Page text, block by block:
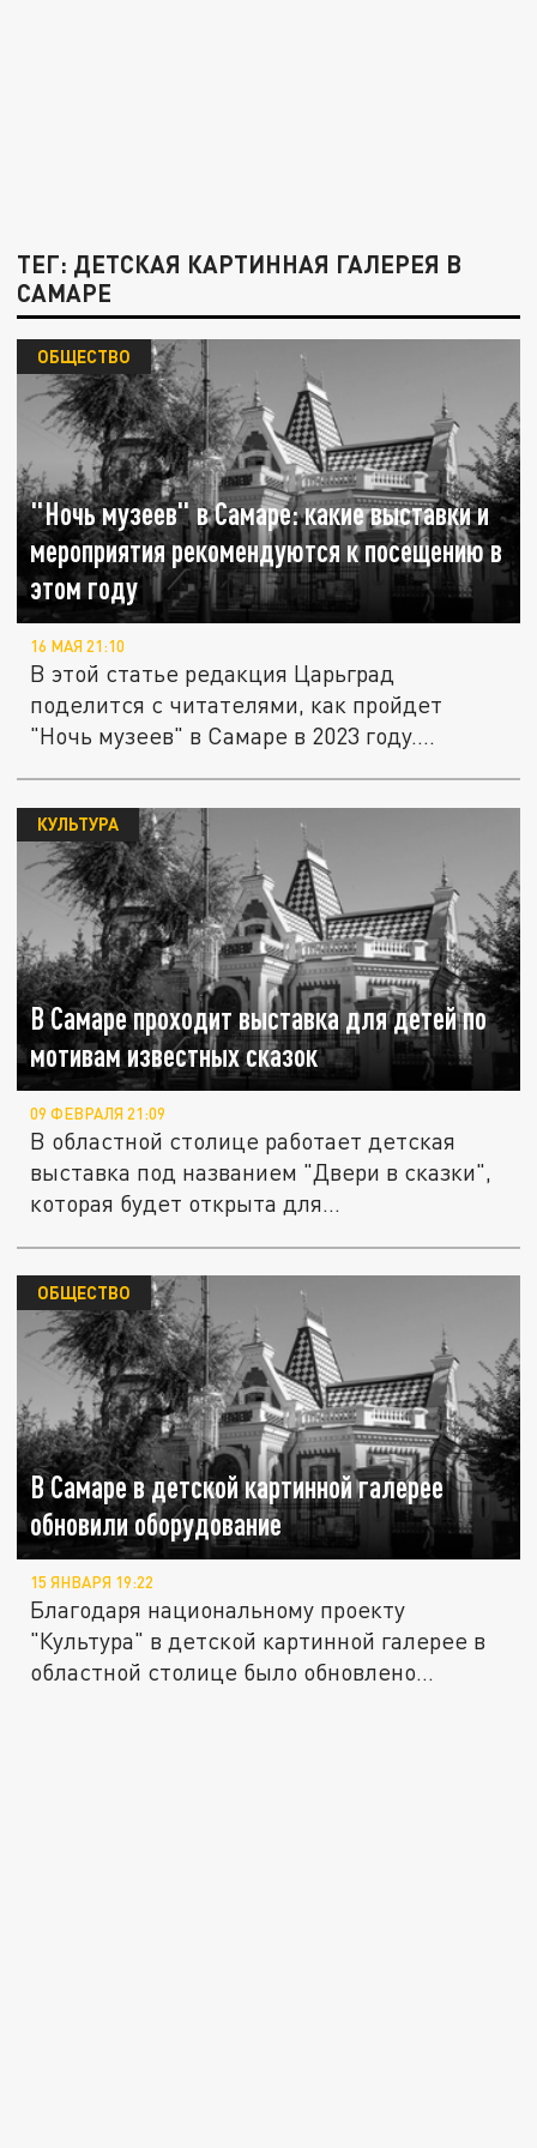
ТЕГ: ДЕТСКАЯ КАРТИННАЯ ГАЛЕРЕЯ В
САМАРЕ
"Ночь музеев" в Самаре: какие выставки и
мероприятия рекомендуются к посещению в
этом году
ОБЩЕСТВО
16 МАЯ 21:10
В этой статье редакция Царьград
поделится с читателями, как пройдет
"Ночь музеев" в Самаре в 2023 году....
В Самаре проходит выставка для детей по
мотивам известных сказок
КУЛЬТУРА
09 ФЕВРАЛЯ 21:09
В областной столице работает детская
выставка под названием "Двери в сказки",
которая будет открыта для...
В Самаре в детской картинной галерее
обновили оборудование
ОБЩЕСТВО
15 ЯНВАРЯ 19:22
Благодаря национальному проекту
"Культура" в детской картинной галерее в
областной столице было обновлено...